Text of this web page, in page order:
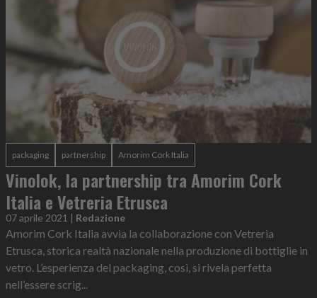
packaging partnership Amorim Cork Italia
Vinolok, la partnership tra Amorim Cork
Italia e Vetreria Etrusca
07 aprile 2021 | Redazione
Amorim Cork Italia avvia la collaborazione con Vetreria
Etrusca, storica realtà nazionale nella produzione di bottiglie in
vetro. L’esperienza del packaging, così, si rivela perfetta
nell’essere scrig...